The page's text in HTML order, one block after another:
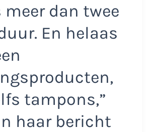
meer dan twee
En helaas
tampons,”
haar bericht